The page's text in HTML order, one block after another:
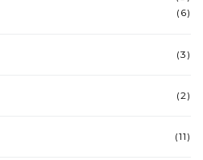
(6)
(3)
(2)
(11)